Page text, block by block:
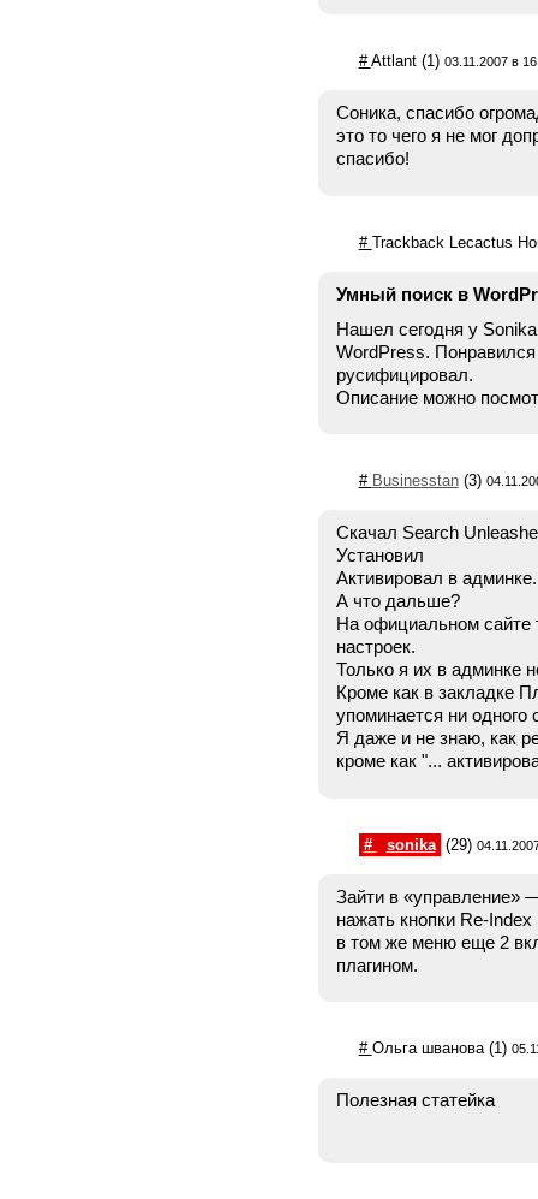
#Attlant (1) 03.11.2007 в
Соника, спасибо
это то чего я не мог
спасибо!
# Trackback Lecactus
Умный поиск в
Нашел сегодня у
WordPress. Понравился
русифицировал.
Описание можно
# Businesstan (3)
Скачал Search
Установил
Активировал в админке.
А что дальше?
На официальном сайте
настроек.
Только я их в админке
Кроме как в закладке
упоминается ни одного
Я даже и не знаю, как
кроме как "...
# sonika (29)
Зайти в «управление»
нажать кнопки Re-Index
в том же меню еще 2
плагином.
# Ольга шванова (1)
Полезная статейка